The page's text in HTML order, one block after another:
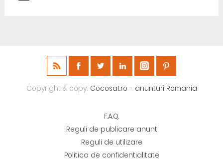
Copyright & copy; Cocosat.ro - anunturi Romania
F.A.Q.
Reguli de publicare anunt
Reguli de utilizare
Politica de confidentialitate